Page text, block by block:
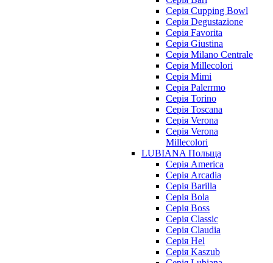
Серія Cupping Bowl
Серія Degustazione
Серія Favorita
Серія Giustina
Серія Milano Centrale
Серія Millecolori
Серія Mimi
Серія Palerrmo
Серія Torino
Серія Toscana
Серія Verona
Серія Verona
Millecolori
LUBIANA Польща
Серія America
Серія Arcadia
Серія Barilla
Серія Bola
Серія Boss
Серія Classic
Серія Claudia
Серія Hel
Серія Kaszub